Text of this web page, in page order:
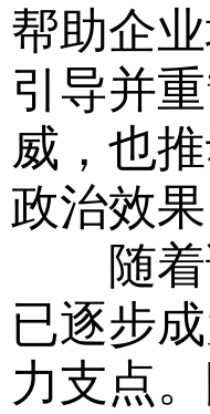
帮助企
引导并
威，也
政治效
随着试
已逐步
力支点